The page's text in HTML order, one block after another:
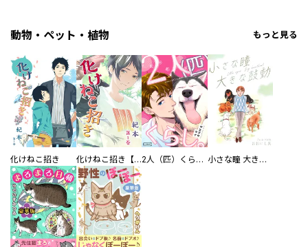
動物・ペット・植物 もっと見る
化けねこ招き 化けねこ招き【描きおろし付合冊版】 2人（匹）くらし。 小さな瞳 大きな鼓動